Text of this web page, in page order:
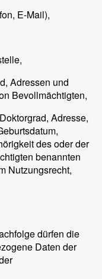
E-Mail),
Adressen und
Bevollmächtigten,
Adresse,
des oder der
benannten
Nutzungsrecht,
dürfen die
Daten der